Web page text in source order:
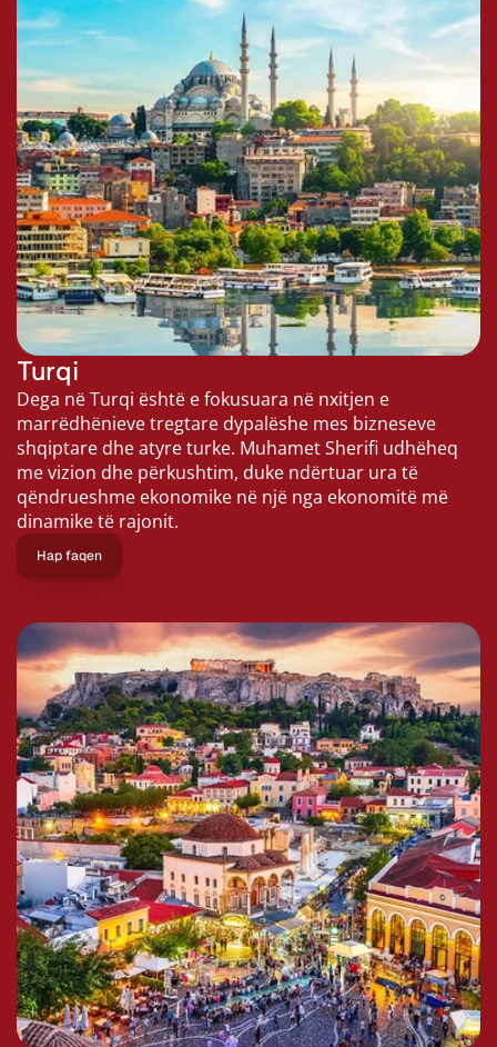
Turqi
Dega në Turqi është e fokusuara në nxitjen e
marrëdhënieve tregtare dypalëshe mes bizneseve
shqiptare dhe atyre turke. Muhamet Sherifi udhëheq
me vizion dhe përkushtim, duke ndërtuar ura të
qëndrueshme ekonomike në një nga ekonomitë më
dinamike të rajonit.
Hap faqen